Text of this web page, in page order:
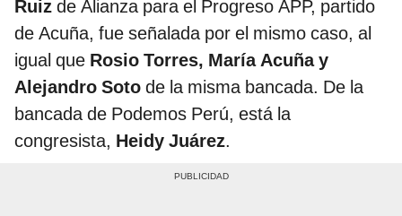
Ruiz de Alianza para el Progreso APP, partido
de Acuña, fue señalada por el mismo caso, al
igual que Rosio Torres, María Acuña y
Alejandro Soto de la misma bancada. De la
bancada de Podemos Perú, está la
congresista, Heidy Juárez.